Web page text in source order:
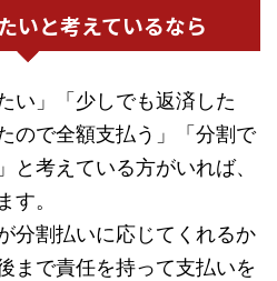
いと考えているなら
い」「少しでも返済した
ので全額支払う」「分割で
と考えている方がいれば、
す。
分割払いに応じてくれるか
まで責任を持って支払いを